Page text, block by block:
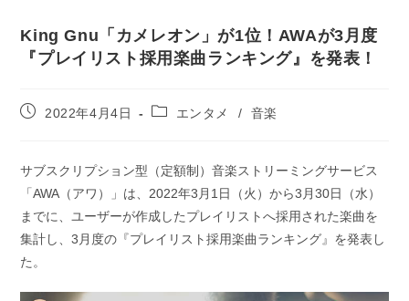
King Gnu「カメレオン」が1位！AWAが3月度
『プレイリスト採用楽曲ランキング』を発表！
投
日:
2022年4月4日
投
ゴ
リ
ー:
エンタメ / 音楽
サブスクリプション型（定額制）音楽ストリーミングサービス
「AWA（アワ）」は、2022年3月1日（火）から3月30日（水）
までに、ユーザーが作成したプレイリストへ採用された楽曲を
集計し、3月度の『プレイリスト採用楽曲ランキング』を発表し
た。